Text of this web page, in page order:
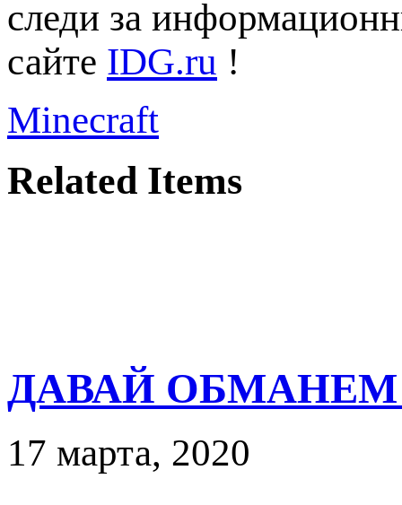
следи за
сайте IDG.ru !
Minecraft
Related Items
ДАВАЙ
17 марта, 2020